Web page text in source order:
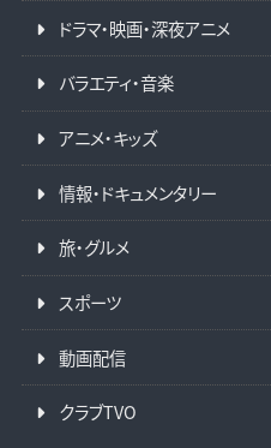
ドラマ・映画・深夜アニメ
バラエティ・音楽
アニメ・キッズ
情報・ドキュメンタリー
旅・グルメ
スポーツ
動画配信
クラブTVO